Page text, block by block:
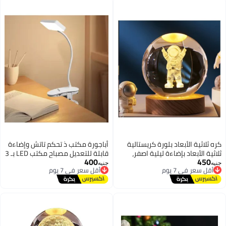
كره ثلاثية الأبعاد بلورة كريستالية
ثلاثية الأبعاد بإضاءة ليلية اصفر،
مصباح صغير يعمل بالبطاريات قاعدة
خشبية رجل الفضاء
جنيه450
أقل سعر في 7 يوم
توصيل مجاني
أقل سعر في 7 يوم
أباجورة مكتب ذ تحكم تاتش وإضاءة
قابلة للتعديل ​مصباح مكتب LED بـ 3
مستويات إضاءة حماية للعين
وتصميم عصري بمشبك.
جنيه400
أقل سعر في 7 يوم
توصيل مجاني
أقل سعر في 7 يوم